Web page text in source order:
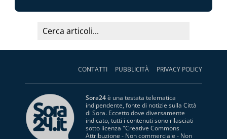
CONTATTI PUBBLICITÀ PRIVACY POLICY
Sora24è una testata telematica
indipendente, fonte di notizie sulla Città
di Sora. Eccetto dove diversamente
indicato, tutti i contenuti sono rilasciati
sotto licenza "Creative Commons
Attribuzione - Non commerciale - Non